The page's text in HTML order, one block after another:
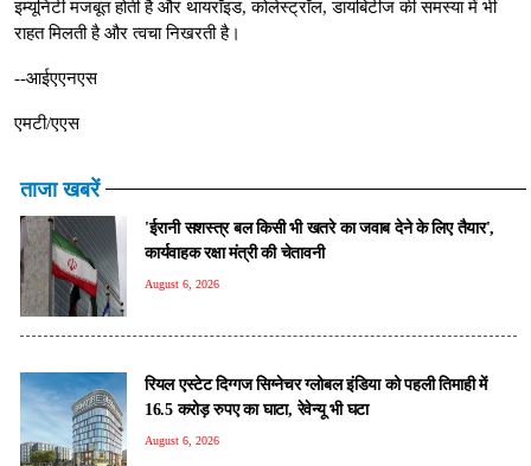
इम्यूनिटी मजबूत होती है और थायरॉइड, कोलेस्ट्रॉल, डायबिटीज की समस्या में भी
राहत मिलती है और त्वचा निखरती है।
--आईएएनएस
एमटी/एएस
ताजा खबरें
'ईरानी सशस्त्र बल किसी भी खतरे का जवाब देने के लिए तैयार',
कार्यवाहक रक्षा मंत्री की चेतावनी
August 6, 2026
रियल एस्टेट दिग्गज सिग्नेचर ग्लोबल इंडिया को पहली तिमाही में
16.5 करोड़ रुपए का घाटा, रेवेन्यू भी घटा
August 6, 2026